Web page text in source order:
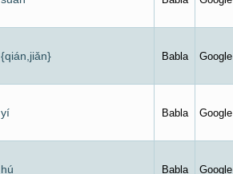
{qián,jiǎn} Babla Google
yí Babla Google
hú Babla Google